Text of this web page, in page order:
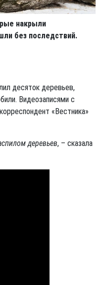
накрыли
без последствий.
десяток деревьев,
Видеозаписями с
«Вестника»
деревьев, – сказала